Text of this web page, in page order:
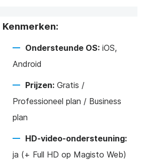
Kenmerken:
Ondersteunde OS: iOS,
Android
Prijzen: Gratis /
Professioneel plan / Business
plan
HD-video-ondersteuning:
ja (+ Full HD op Magisto Web)